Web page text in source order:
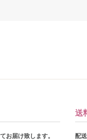
お届け致します。
送
配